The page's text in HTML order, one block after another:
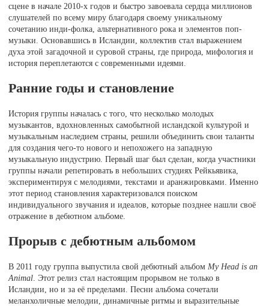
сцене в начале 2010-х годов и быстро завоевала сердца миллионов
слушателей по всему миру благодаря своему уникальному
сочетанию инди-фолка, альтернативного рока и элементов поп-
музыки. Основавшись в Исландии, коллектив стал выражением
духа этой загадочной и суровой страны, где природа, мифология и
история переплетаются с современными идеями.
Ранние годы и становление
История группы началась с того, что несколько молодых
музыкантов, вдохновленных самобытной исландской культурой и
музыкальным наследием страны, решили объединить свои таланты
для создания чего-то нового и непохожего на западную
музыкальную индустрию. Первый шаг был сделан, когда участники
группы начали репетировать в небольших студиях Рейкьявика,
экспериментируя с мелодиями, текстами и аранжировками. Именно
этот период становления характеризовался поиском
индивидуального звучания и идеалов, которые позднее нашли своё
отражение в дебютном альбоме.
Прорыв с дебютным альбомом
В 2011 году группа выпустила свой дебютный альбом My Head is an
Animal . Этот релиз стал настоящим прорывом не только в
Исландии, но и за её пределами. Песни альбома сочетали
меланхоличные мелодии, динамичные ритмы и выразительные